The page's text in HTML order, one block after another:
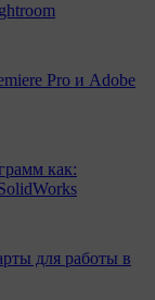
Pro и Adobe
как:
для работы в